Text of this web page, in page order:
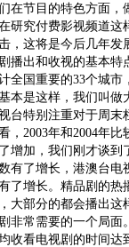
在节目的特色方面
研究付费影视频道
，这将是今后几年发
出和收视的基本特
全国重要的33个城
本是这样，我们叫
台特别注重对于周
，2003年和2004年
增加，我们刚才谈
有了增长，港澳台
了增长。精品剧的
大部分的都会播出
非常需要的一个局面。
看电视剧的时间达